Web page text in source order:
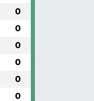
0
0
0
0
0
0